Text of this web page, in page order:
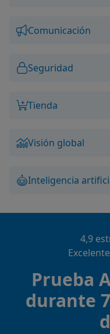
Comunicación
Seguridad
Tienda
Visión global
Inteligencia
4,9
Excelente
Prueba
durante